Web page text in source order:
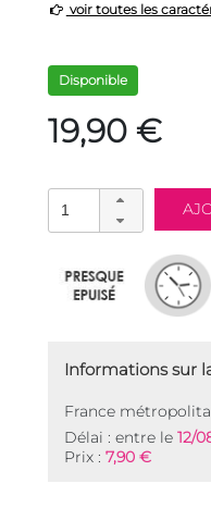
voir toutes les
Disponible
19,90 €
Informations sur
France
Délai : entre le 12/
Prix : 7,90 €